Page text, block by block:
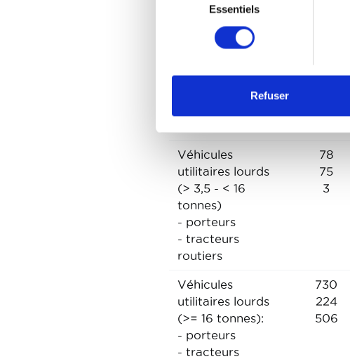
consentement
Essentiels
Refuser
CATEGORIES
39.046
Véhicules
utilitaires lourds
(> 3,5 - < 16
tonnes)
- porteurs
- tracteurs
routiers
78
75
3
Véhicules
utilitaires lourds
(>= 16 tonnes):
- porteurs
- tracteurs
730
224
506